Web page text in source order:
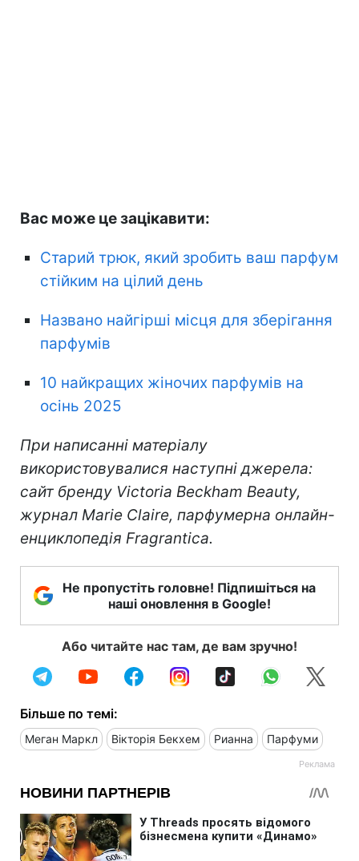
Вас може це зацікавити:
Старий трюк, який зробить ваш парфум
стійким на цілий день
Названо найгірші місця для зберігання
парфумів
10 найкращих жіночих парфумів на
осінь 2025
При написанні матеріалу
використовувалися наступні джерела:
сайт бренду Victoria Beckham Beauty,
журнал Marie Claire, парфумерна онлайн-
енциклопедія Fragrantica.
Не пропустіть головне! Підпишіться на
наші оновлення в Google!
Або читайте нас там, де вам зручно!
Більше по темі:
Меган Маркл Вікторія Бекхем Рианна Парфуми